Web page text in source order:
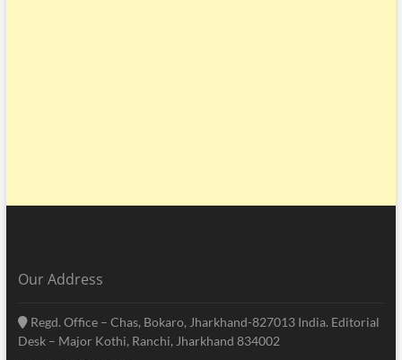
Our Address
Regd. Office – Chas, Bokaro, Jharkhand-827013 India. Editorial
Desk – Major Kothi, Ranchi, Jharkhand 834002